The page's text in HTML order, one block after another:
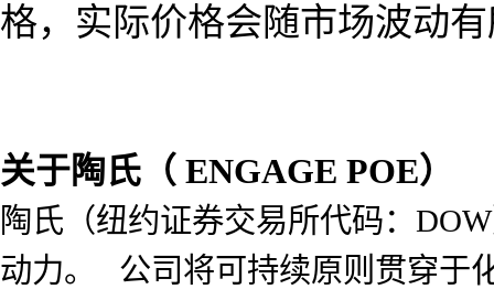
格，实际价格会随市场波动
关于陶氏（ ENGAGE POE）
陶氏（纽约证券交易所代码：
动力。 公司将可持续原则贯穿于